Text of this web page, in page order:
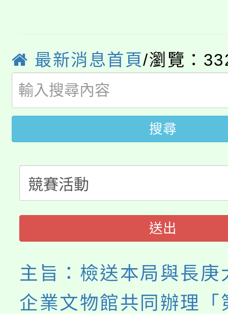
局官網。
8月14至27日，桃園電
開!
115年桃園市運動會8/
田徑場及游泳池舉行。
桃園市低收入戶享有免
視費優惠，中低收入戶
半價優惠，詳情可洽有
者。
大園自造教育及科技中
份教師增能研習
大溪自造教育及科技中
份教師研習
淨零綠生活教案入校路
會
115年食農教育專業人
程
最新消息首頁/瀏覽：
搜尋
送出
主旨：檢送本局與長庚
企業文物館共同辦理「